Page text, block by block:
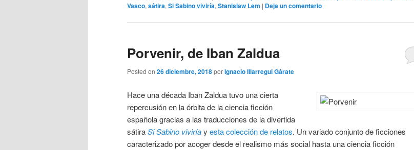
Vasco, sátira, Si Sabino viviría, Stanislaw Lem | Deja un comentario
Porvenir, de Iban Zaldua
Posted on 26 diciembre, 2018porIgnacio Illarregui Gárate
Hace una década Iban Zaldua tuvo una cierta
repercusión en la órbita de la ciencia ficción
española gracias a las traducciones de la divertida
sátiraSi Sabino viviríay esta colección de relatos. Un variado conjunto de ficciones
caracterizado por acoger desde el realismo más social hasta una ciencia ficción